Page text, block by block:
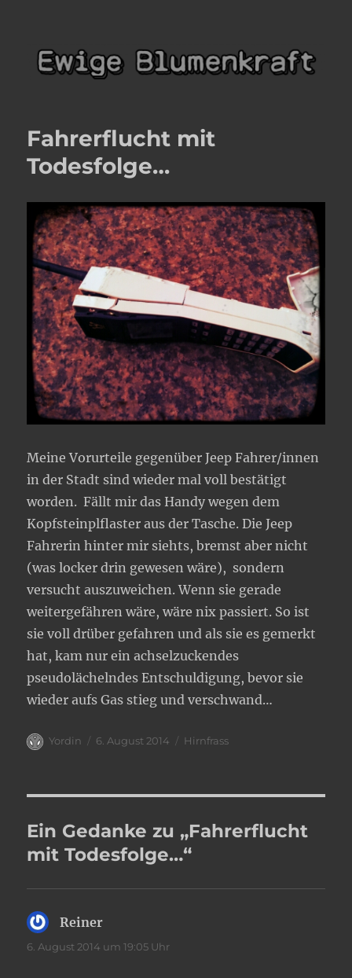
Ewige Blumenkraft
Fahrerflucht mit
Todesfolge…
Meine Vorurteile gegenüber Jeep Fahrer/innen
in der Stadt sind wieder mal voll bestätigt
worden. Fällt mir das Handy wegen dem
Kopfsteinplflaster aus der Tasche. Die Jeep
Fahrerin hinter mir siehts, bremst aber nicht
(was locker drin gewesen wäre), sondern
versucht auszuweichen. Wenn sie gerade
weitergefähren wäre, wäre nix passiert. So ist
sie voll drüber gefahren und als sie es gemerkt
hat, kam nur ein achselzuckendes
pseudolächelndes Entschuldigung, bevor sie
wieder aufs Gas stieg und verschwand…
Autor
Yordin
Veröffentlicht
6. August 2014 Kategorien
Hirnfrass
Ein Gedanke zu „Fahrerflucht
mit Todesfolge…“
Reiner
6. August 2014 um 19:05 Uhr